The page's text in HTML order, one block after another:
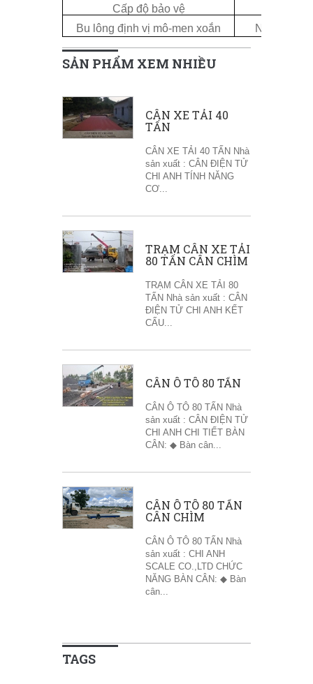
Cấp độ bảo vệ
Bu lông định vị mô-men xoắn
Nm
SẢN PHẨM XEM NHIỀU
CÂN XE TẢI 40
TẤN
CÂN XE TẢI 40 TẤN Nhà
sản xuất : CÂN ĐIỆN TỬ
CHI ANH TÍNH NĂNG
CƠ...
TRẠM CÂN XE TẢI
80 TẤN CÂN CHÌM
TRẠM CÂN XE TẢI 80
TẤN Nhà sản xuất : CÂN
ĐIỆN TỬ CHI ANH KẾT
CẤU...
CÂN Ô TÔ 80 TẤN
CÂN Ô TÔ 80 TẤN Nhà
sản xuất : CÂN ĐIỆN TỬ
CHI ANH CHI TIẾT BÀN
CÂN: ◆ Bàn cân...
CÂN Ô TÔ 80 TẤN
CÂN CHÌM
CÂN Ô TÔ 80 TẤN Nhà
sản xuất : CHI ANH
SCALE CO.,LTD CHỨC
NĂNG BÀN CÂN: ◆ Bàn
cân...
TAGS